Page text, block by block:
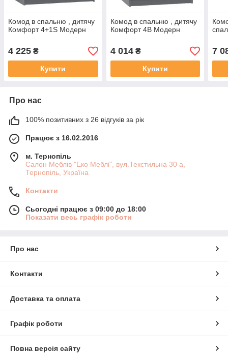
Комод в спальню , дитячу
Комфорт 4+1S Модерн
4 225 ₴
Купити
Комод в спальню , дитячу
Комфорт 4В Модерн
4 014₴
Купити
7
Про нас
100% позитивних з 26 відгуків за рік
Працює з 16.02.2016
м. Тернопіль
Салон Меблів "Еко Меблі", вул.Текстильна 30 а,
Тернопіль, Україна
Контакти
Сьогодні працює з 09:00 до 18:00
Показати весь графік роботи
Про нас
Контакти
Доставка та оплата
Графік роботи
Повна версія сайту